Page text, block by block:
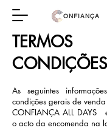
ONFIANÇA
CONDIÇÕES
​As seguintes
condições gerais de
CONFIANÇA ALL DAYS
o acto da encomenda na